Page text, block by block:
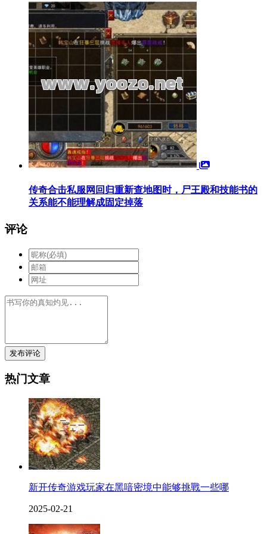
传奇合击私服网回归重新查地图时，尸王殿和技能书的
关系能不能理解成固定掉落
评论
发布评论
热门文章
新开传奇游戏玩家在黑喑密境中能够挑戰一些哪
2025-02-21